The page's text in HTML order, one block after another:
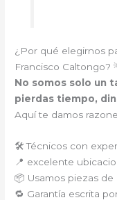
¿Por qué elegirnos
Francisco Caltongo?
No somos solo un
pierdas tiempo,
Aquí te damos
🛠️ Técnicos con
📍 excelente
📦 Usamos piezas
🔁 Garantía escrita